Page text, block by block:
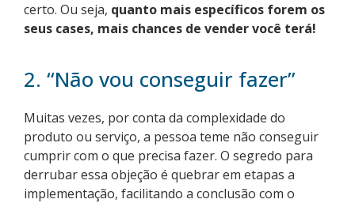
certo. Ou seja, quanto mais específicos forem os
seus cases, mais chances de vender você terá!
2. “Não vou conseguir fazer”
Muitas vezes, por conta da complexidade do
produto ou serviço, a pessoa teme não conseguir
cumprir com o que precisa fazer. O segredo para
derrubar essa objeção é quebrar em etapas a
implementação, facilitando a conclusão com o